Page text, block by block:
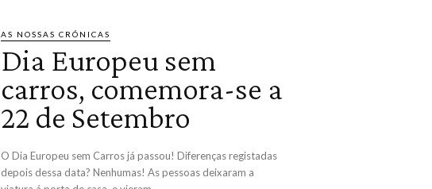
AS NOSSAS CRÓNICAS
Dia Europeu sem
carros, comemora-se a
22 de Setembro
O Dia Europeu sem Carros já passou! Diferenças registadas
depois dessa data? Nenhumas! As pessoas deixaram a